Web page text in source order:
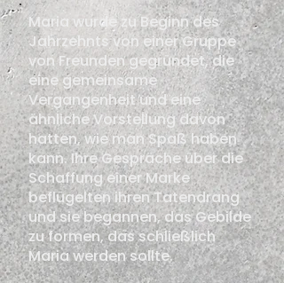
Maria wurde zu Beginn des
Jahrzehnts von einer Gruppe
von Freunden gegründet, die
eine gemeinsame
Vergangenheit und eine
ähnliche Vorstellung davon
hatten, wie man Spaß haben
kann. Ihre Gespräche über die
Schaffung einer Marke
beflügelten ihren Tatendrang
und sie begannen, das Gebilde
zu formen, das schließlich
Maria werden sollte.